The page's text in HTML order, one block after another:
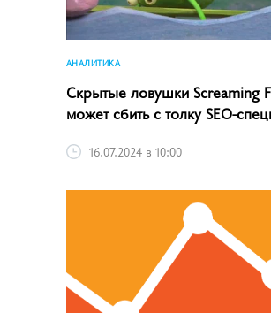
АНАЛИТИКА
Скрытые ловушки Screaming
может сбить с толку SEO-
16.07.2024 в 10:00